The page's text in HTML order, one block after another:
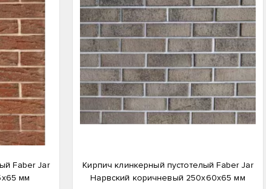
Faber Jar
мм
Кирпич клинкерный пустотелый Faber Jar
Нарвский коричневый 250х60х65 мм